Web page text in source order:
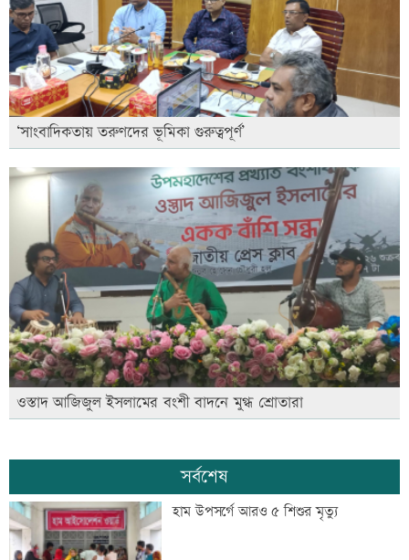
‘সাংবাদিকতায় তরুণদের ভূমিকা গুরুত্বপূর্ণ’
ওস্তাদ আজিজুল ইসলামের বংশী বাদনে মুগ্ধ শ্রোতারা
সর্বশেষ
হাম উপসর্গে আরও ৫ শিশুর মৃত্যু